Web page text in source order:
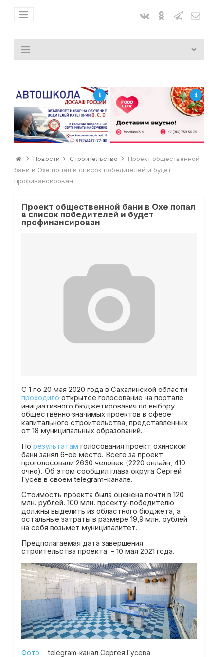
Новости Строительство
Проект общественной
бани в Охе попал в список победителей и будет
профинансирован
Проект общественной бани в Охе попал
в список победителей и будет
профинансирован
С 1 по 20 мая 2020 года в Сахалинской области
проходило открытое голосование на портале
инициативного бюджетирования по выбору
общественно значимых проектов в сфере
капитального строительства, представленных
от 18 муниципальных образований.
По результатам голосования проект охинской
бани занял 6-ое место. Всего за проект
проголосовали 2630 человек (2220 онлайн, 410
очно). Об этом сообщил глава округа Сергей
Гусев в своем telegram-канале.
Стоимость проекта была оценена почти в 120
млн. рублей. 100 млн. проекту-победителю
должны выделить из областного бюджета, а
остальные затраты в размере 19,9 млн. рублей
на себя возьмет муниципалитет.
Предполагаемая дата завершения
строительства проекта - 10 мая 2021 года.
Фото: telegram-канал Сергея Гусева